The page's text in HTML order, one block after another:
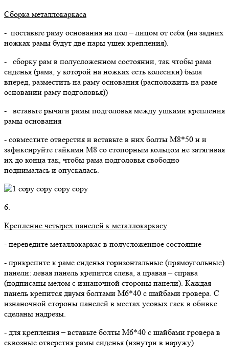
Сборка металлокаркаса
- поставьте раму основания на пол – лицом от себя (на задних
ножках рамы будут две пары ушек крепления).
- сборку рам в полусложенном состоянии, так чтобы рама
сиденья (рама, у которой на ножках есть колесики) была
вперед, разместить на раму основания (расположить на раме
основании раму подголовья))
- вставьте рычаги рамы подголовья между ушками крепления
рамы основания
- совместите отверстия и вставьте в них болты М8*50 и и
зафиксируйте гайками М8 со стопорным кольцом не затягивая
их до конца так, чтобы рама подголовья свободно
поднималась и опускалась.
6.
Крепление четырех панелей к металлокаркасу
- переведите металлокаркас в полусложенное состояние
- прикрепите к раме сиденья горизонтальные (прямоугольные)
панели: левая панель крепится слева, а правая – справа
(подписаны мелом с изнаночной стороны панели). Каждая
панель крепится двумя болтами М6*40 с шайбами гровера. С
изнаночной стороны панелей в местах усовых гаек в обивке
сделаны надрезы.
- для крепления – вставьте болты М6*40 с шайбами гровера в
сквозные отверстия рамы сиденья (изнутри в наружу)